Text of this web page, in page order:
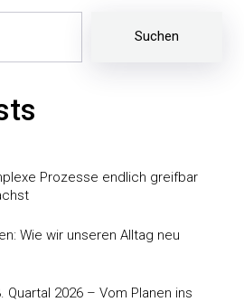
Suchen
Prozesse endlich greifbar
Wie wir unseren Alltag neu
Quartal 2026 – Vom Planen ins